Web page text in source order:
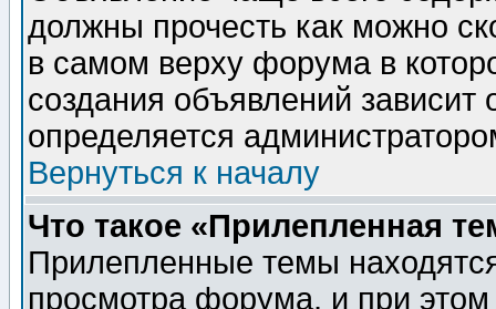
должны прочесть как можно
в самом верху форума в
создания объявлений зависит
определяется
Вернуться к началу
Что такое «Прилепленная
Прилепленные темы
просмотра форума, и при